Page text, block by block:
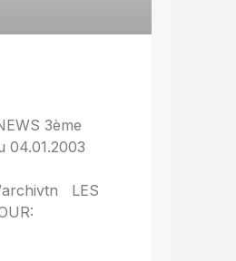
3ème
04.01.2003
archivtn LES